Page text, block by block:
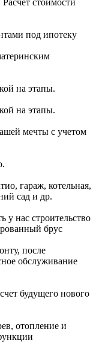
под ипотеку
на этапы.
на этапы.
мечты с учетом
гараж, котельная,
сад и др.
у нас строительство
брус
после
обслуживание
будущего нового
отопление и